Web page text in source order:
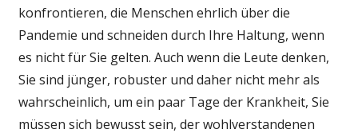
konfrontieren, die Menschen ehrlich über die
Pandemie und schneiden durch Ihre Haltung, wenn
es nicht für Sie gelten. Auch wenn die Leute denken,
Sie sind jünger, robuster und daher nicht mehr als
wahrscheinlich, um ein paar Tage der Krankheit, Sie
müssen sich bewusst sein, der wohlverstandenen